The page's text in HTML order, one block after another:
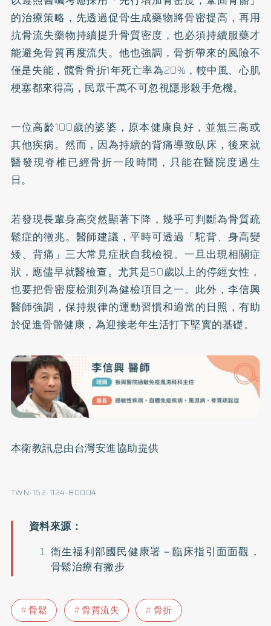
的治療策略，先透過促骨生成藥物將骨密提高，再用
抗骨流失藥物持續提升骨質密度，也必須持續服藥才
能避免骨質再度流失。他也強調，骨折帶來的風險不
僅是失能，髖骨骨折1年死亡率為20%，較中風、心肌
梗塞都來得高，民眾千萬不可忽視隱形殺手危機。
一位高齡100歲的婆婆，原本健康良好，並無三高或
其他疾病。然而，因為持續的背痛導致臥床，後來就
醫發現脊椎已經骨折一段時間，只能在醫院度過生
日。
若發現長輩身高突然顯著下降，幾乎可判斷為骨質疏
鬆症的徵兆。醫師建議，平時可透過「駝背、身高變
矮、背痛」三大常見症狀自我檢視。一旦出現相關症
狀，應儘早就醫檢查。尤其是50歲以上的停經女性，
也要把骨密度檢測列為健檢項目之一。此外，李信興
醫師強調，保持規律的運動習慣和適當的日照，有助
於促進骨骼健康，為迎接老年生活打下堅實的基礎。
本衛教訊息由台灣安進協助提供
TWN-162-1124-80004
衛生福利部國民健康署－臨床指引面面觀，
骨鬆治療有撇步
骨鬆 骨質流失 骨折